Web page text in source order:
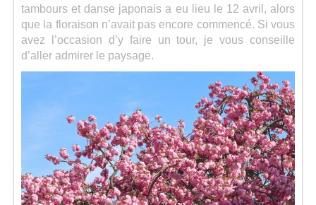
tambours et danse japonais a eu lieu le 12 avril, alors
que la floraison n’avait pas encore commencé. Si vous
avez l’occasion d’y faire un tour, je vous conseille
d’aller admirer le paysage.